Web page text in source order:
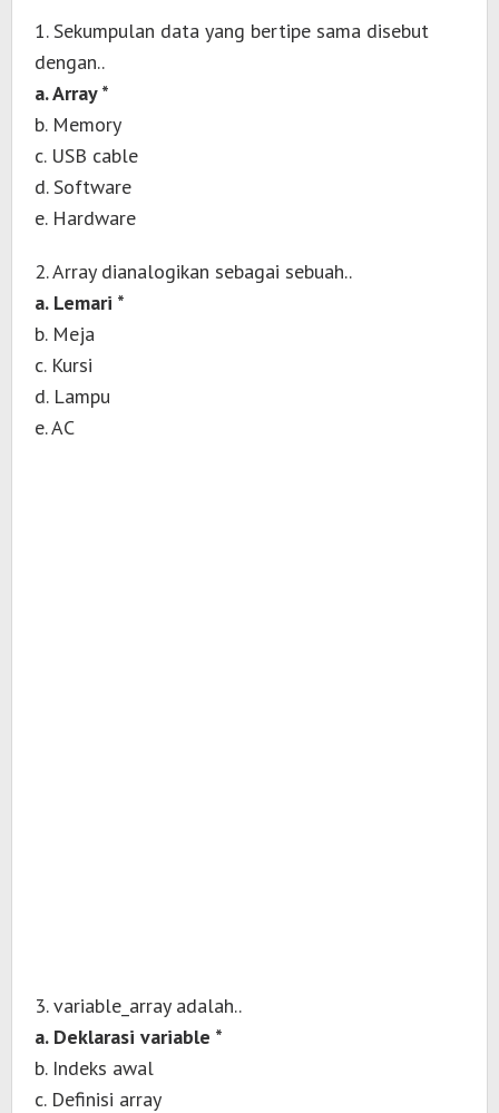
1. Sekumpulan data yang bertipe sama disebut
dengan..
a. Array *
b. Memory
c. USB cable
d. Software
e. Hardware
2. Array dianalogikan sebagai sebuah..
a. Lemari *
b. Meja
c. Kursi
d. Lampu
e. AC
3. variable_array adalah..
a. Deklarasi variable *
b. Indeks awal
c. Definisi array